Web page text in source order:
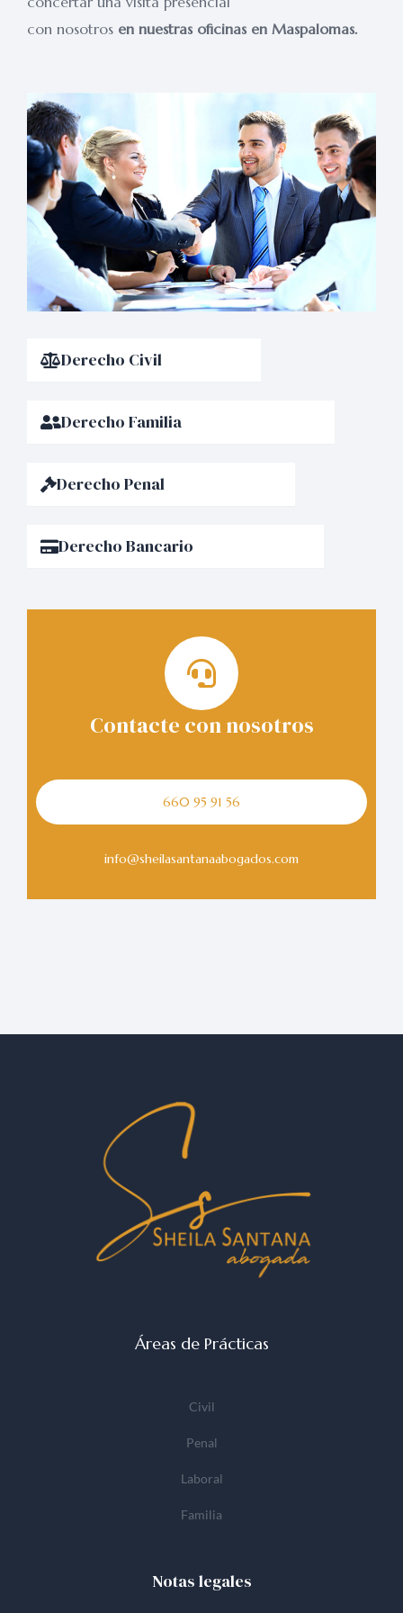
Derecho Civil
Derecho Familia
Derecho Penal
Derecho Bancario
Contacte con nosotros
660 95 91 56
info@sheilasantanaabogados.com
con nosotros en nuestras oficinas en Maspalomas.
Áreas de Prácticas
Civil
Penal
Laboral
Familia
Notas legales